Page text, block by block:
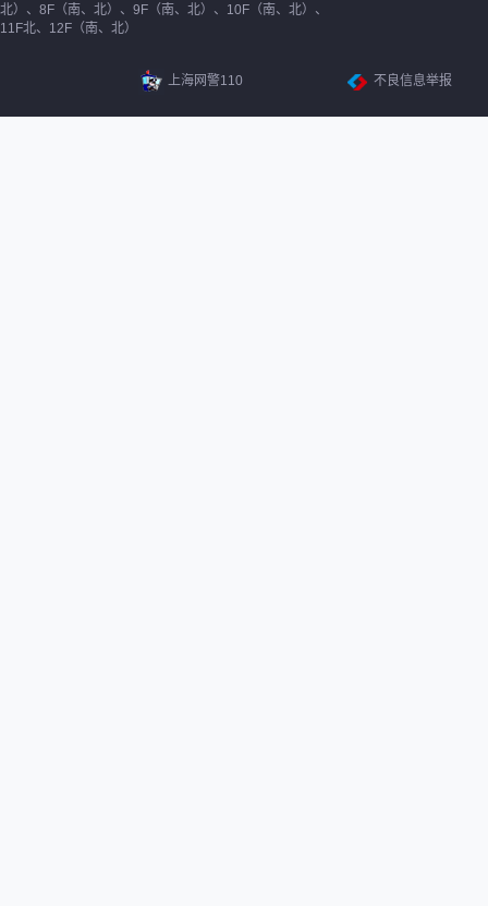
北）、8F（南、北）、9F（南、北）、10F（南、北）、
11F北、12F（南、北）
上海网警110 不良信息举报